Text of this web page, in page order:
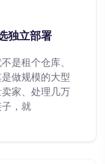
独立部署
是租个仓库、
做规模的大型
家、处理几万
，就